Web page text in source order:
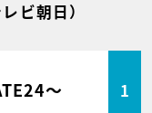
レビ朝日）
～ 1